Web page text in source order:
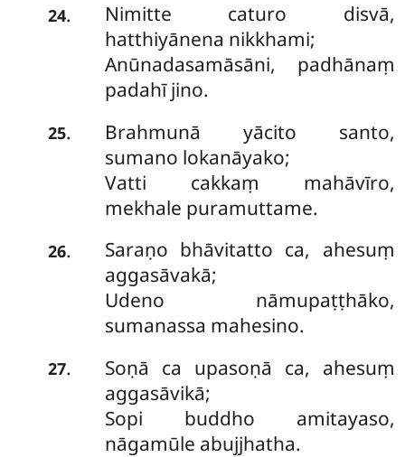
24. Nimitte caturo disvā,
hatthiyānena nikkhami;
Anūnadasamāsāni, padhānaṃ
padahī jino.
25. Brahmunā yācito santo,
sumano lokanāyako;
Vatti cakkaṃ mahāvīro,
mekhale puramuttame.
26.
Saraṇo bhāvitatto ca, ahesuṃ
aggasāvakā;
Udeno nāmupaṭṭhāko,
sumanassa mahesino.
27.
Soṇā ca upasoṇā ca, ahesuṃ
aggasāvikā;
Sopi buddho amitayaso,
nāgamūle abujjhatha.